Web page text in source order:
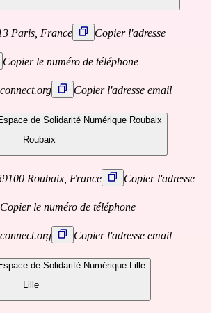
Paris, France Copier l'adresse
Copier le numéro de téléphone
Copier l'adresse email
de Solidarité Numérique Roubaix
Roubaix
Roubaix, France Copier l'adresse
Copier le numéro de téléphone
Copier l'adresse email
de Solidarité Numérique Lille
Lille